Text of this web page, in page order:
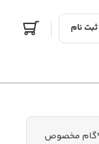
ثبت نام
خرید چرخدنده فلزی 9گام مخصوص